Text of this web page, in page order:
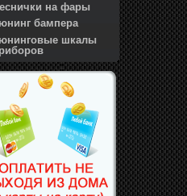
на фары
бампера
шкалы